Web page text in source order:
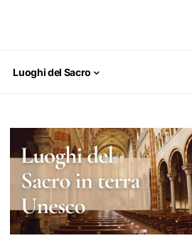
Luoghi del Sacro